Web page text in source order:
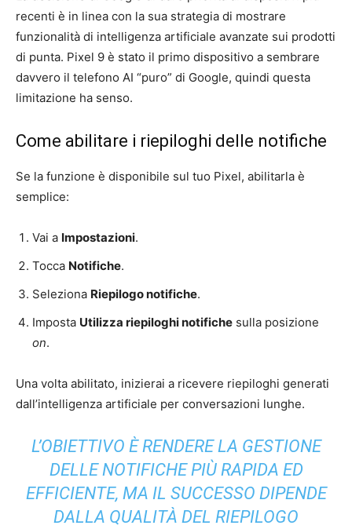
recenti è in linea con la sua strategia di mostrare
funzionalità di intelligenza artificiale avanzate sui prodotti
di punta. Pixel 9 è stato il primo dispositivo a sembrare
davvero il telefono AI “puro” di Google, quindi questa
limitazione ha senso.
Come abilitare i riepiloghi delle notifiche
Se la funzione è disponibile sul tuo Pixel, abilitarla è
semplice:
Vai a Impostazioni.
Tocca Notifiche.
Seleziona Riepilogo notifiche.
Imposta Utilizza riepiloghi notifiche sulla posizione
on.
Una volta abilitato, inizierai a ricevere riepiloghi generati
dall’intelligenza artificiale per conversazioni lunghe.
L’OBIETTIVO È RENDERE LA GESTIONE
DELLE NOTIFICHE PIÙ RAPIDA ED
EFFICIENTE, MA IL SUCCESSO DIPENDE
DALLA QUALITÀ DEL RIEPILOGO